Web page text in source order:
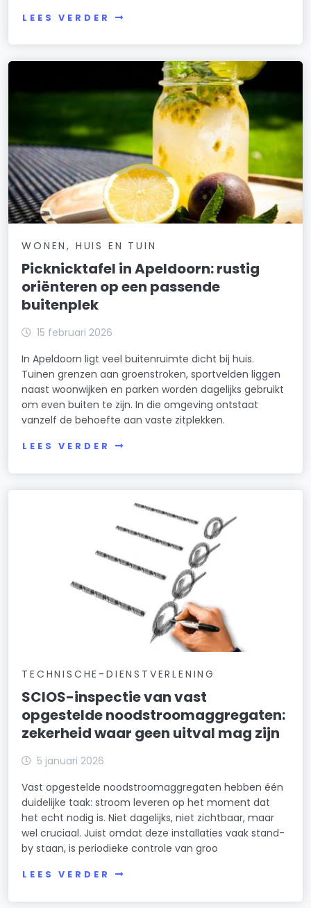
LEES VERDER
WONEN, HUIS EN TUIN
Picknicktafel in Apeldoorn: rustig
oriënteren op een passende
buitenplek
15 februari 2026
In Apeldoorn ligt veel buitenruimte dicht bij huis.
Tuinen grenzen aan groenstroken, sportvelden liggen
naast woonwijken en parken worden dagelijks gebruikt
om even buiten te zijn. In die omgeving ontstaat
vanzelf de behoefte aan vaste zitplekken.
LEES VERDER
TECHNISCHE-DIENSTVERLENING
SCIOS-inspectie van vast
opgestelde noodstroomaggregaten:
zekerheid waar geen uitval mag zijn
5 januari 2026
Vast opgestelde noodstroomaggregaten hebben één
duidelijke taak: stroom leveren op het moment dat
het echt nodig is. Niet dagelijks, niet zichtbaar, maar
wel cruciaal. Juist omdat deze installaties vaak stand-
by staan, is periodieke controle van groo
LEES VERDER